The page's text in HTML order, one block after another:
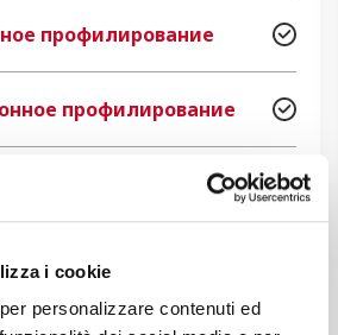
i cookie
personalizzare contenuti ed
профилирование
профилирование
и штамповка